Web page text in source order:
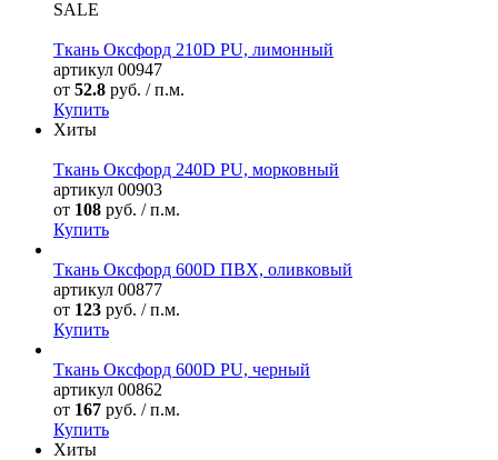
SALE
Ткань Оксфорд 210D PU, лимонный
артикул 00947
от 52.8 руб. / п.м.
Купить
Хиты
Ткань Оксфорд 240D PU, морковный
артикул 00903
от 108 руб. / п.м.
Купить
Ткань Оксфорд 600D ПВХ, оливковый
артикул 00877
от 123 руб. / п.м.
Купить
Ткань Оксфорд 600D PU, черный
артикул 00862
от 167 руб. / п.м.
Купить
Хиты